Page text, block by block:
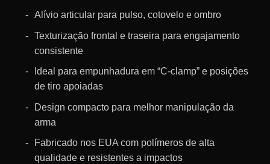
Alívio articular para pulso, cotovelo e ombro
Texturização frontal e traseira para engajamento
consistente
Ideal para empunhadura em “C-clamp” e posições
de tiro apoiadas
Design compacto para melhor manipulação da
arma
Fabricado nos EUA com polímeros de alta
qualidade e resistentes a impactos